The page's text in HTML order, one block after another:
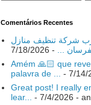
Comentários Recentes
شركة تنظيف منازل
...
- 7/18/2026
Amém 🙏🏻 que
palavra de ...
- 7/14/
Great post! I really
lear...
- 7/4/2026 -